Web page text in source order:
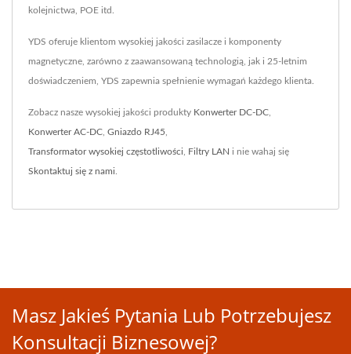
kolejnictwa, POE itd.
YDS oferuje klientom wysokiej jakości zasilacze i komponenty
magnetyczne, zarówno z zaawansowaną technologią, jak i 25-letnim
doświadczeniem, YDS zapewnia spełnienie wymagań każdego klienta.
Zobacz nasze wysokiej jakości produkty Konwerter DC-DC
Konwerter AC-DC Gniazdo RJ45
Transformator wysokiej częstotliwości Filtry LAN i nie wahaj się
Skontaktuj się z nami
Masz Jakieś Pytania Lub Potrzebujesz
Konsultacji Biznesowej?